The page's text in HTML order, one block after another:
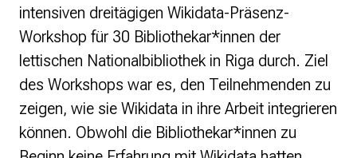
intensiven dreitägigen Wikidata-Präsenz-
Workshop für 30 Bibliothekar*innen der
lettischen Nationalbibliothek in Riga durch. Ziel
des Workshops war es, den Teilnehmenden zu
zeigen, wie sie Wikidata in ihre Arbeit integrieren
können. Obwohl die Bibliothekar*innen zu